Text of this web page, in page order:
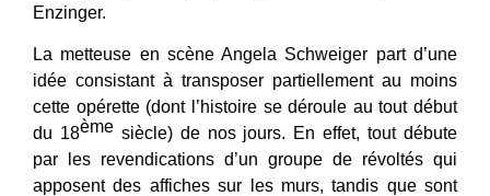
Enzinger.
La metteuse en scène Angela Schweiger part d’une
idée consistant à transposer partiellement au moins
cette opérette (dont l’histoire se déroule au tout début
du 18èmesiècle) de nos jours. En effet, tout débute
par les revendications d’un groupe de révoltés qui
apposent des affiches sur les murs, tandis que sont